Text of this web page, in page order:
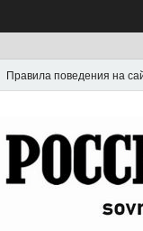
Правила поведения на